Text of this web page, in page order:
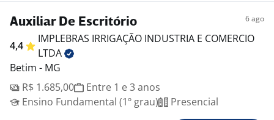
Auxiliar De Escritório 6 ago
4,4
IMPLEBRAS IRRIGAÇÃO INDUSTRIA E COMERCIO
LTDA
Betim - MG
R$ 1.685,00
Entre 1 e 3 anos
Ensino Fundamental (1º grau)
Presencial